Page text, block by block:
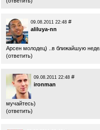
09.08.2011 22:48 #
aliluya-nn
Арсен молодец) ..в ближайшую
(ответить)
09.08.2011 22:48 #
ironman
мучайтесь)
(ответить)